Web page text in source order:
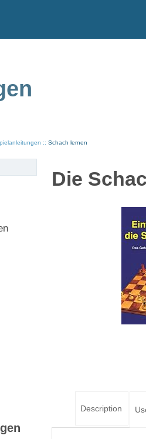
Schach lernen
Die
Description